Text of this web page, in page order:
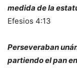
medida de la
Efesios 4:13
Perseveraban
partiendo el pan